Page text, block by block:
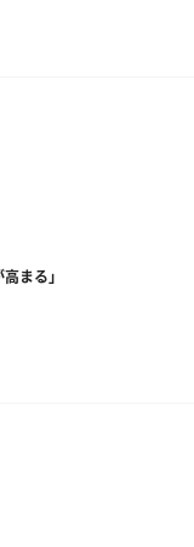
まる」